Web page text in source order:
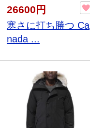
26600円
寒さに打ち勝つ Ca
nada ...